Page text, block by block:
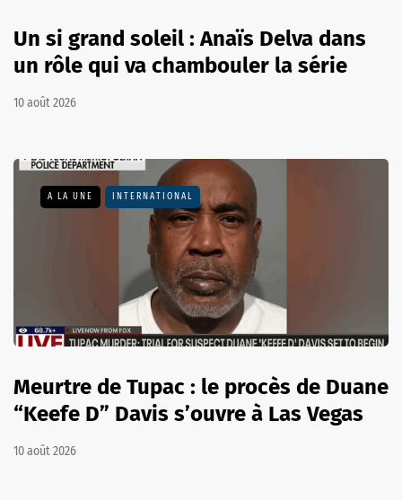
Un si grand soleil : Anaïs Delva dans
un rôle qui va chambouler la série
10 août 2026
A LA UNE INTERNATIONAL
Meurtre de Tupac : le procès de Duane
“Keefe D” Davis s’ouvre à Las Vegas
10 août 2026